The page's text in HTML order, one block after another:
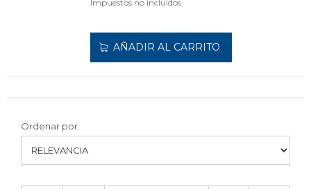
Impuestos no incluidos.
AÑADIR AL CARRITO
Ordenar por: